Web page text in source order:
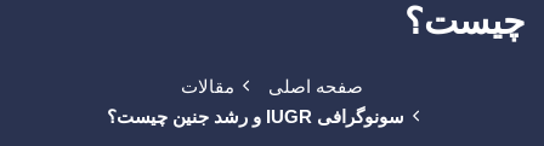
چیست؟
صفحه اصلی
مقالات
سونوگرافی IUGR و رشد جنین چیست؟